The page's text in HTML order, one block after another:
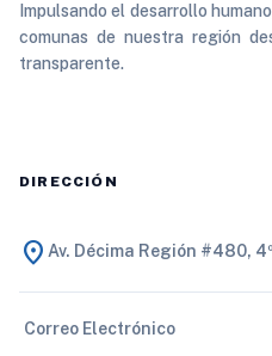
Impulsando el desarrollo
comunas de nuestra región
transparente.
DIRECCIÓN
location_on Av. Décima Región #480,
Correo Electrónico